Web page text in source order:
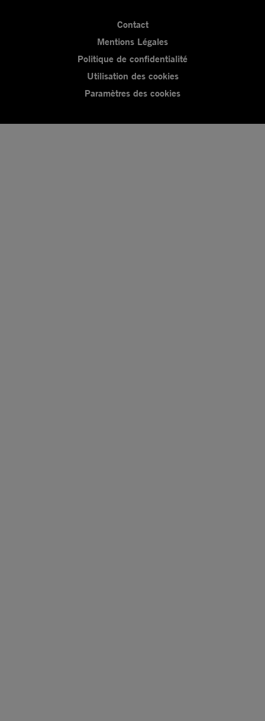
Contact
Mentions Légales
Politique de confidentialité
Utilisation des cookies
Paramètres des cookies